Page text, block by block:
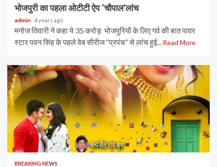
भोजपुरी का पहला ओटीटी ऐप ‘चौपाल’लांच
admin 4 years ago
मनोज तिवारी ने कहा ये 35 करोड़ भोजपुरियों के लिए गर्व की बात पावर
स्टार पवन सिंह के पहले वेब सीरीज “प्रपंच” से लांच हुई... Read More
BREAKING NEWS